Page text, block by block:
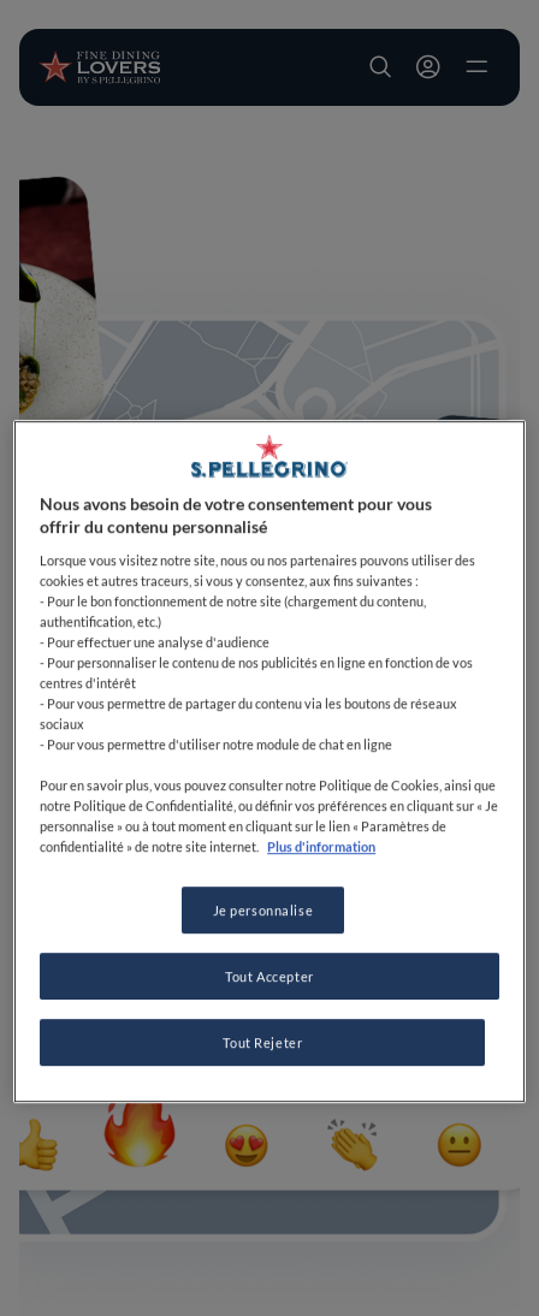
User account
Nous avons besoin de votre consentement pour vous
offrir du contenu personnalisé
Lorsque vous visitez notre site, nous ou nos partenaires pouvons utiliser des
cookies et autres traceurs, si vous y consentez, aux fins suivantes :
- Pour le bon fonctionnement de notre site (chargement du contenu,
authentification, etc.)
- Pour effectuer une analyse d'audience
- Pour personnaliser le contenu de nos publicités en ligne en fonction de vos
centres d'intérêt
- Pour vous permettre de partager du contenu via les boutons de réseaux
sociaux
- Pour vous permettre d'utiliser notre module de chat en ligne
Pour en savoir plus, vous pouvez consulter notre Politique de Cookies, ainsi que
notre Politique de Confidentialité, ou définir vos préférences en cliquant sur « Je
personnalise » ou à tout moment en cliquant sur le lien « Paramètres de
confidentialité » de notre site internet.
Plus d'information
Je personnalise
Tout Rejeter
Tout Accepter